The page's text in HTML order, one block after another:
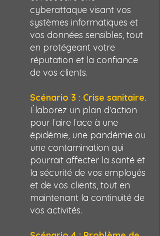
cyberattaque visant vos
systèmes informatiques et
vos données sensibles, tout
en protégeant votre
réputation et la confiance
de vos clients.
Scénario 3 : Crise sanitaire.
Élaborez un plan d'action
pour faire face à une
épidémie, une pandémie ou
une contamination qui
pourrait affecter la santé et
la sécurité de vos employés
et de vos clients, tout en
maintenant la continuité de
vos activités.